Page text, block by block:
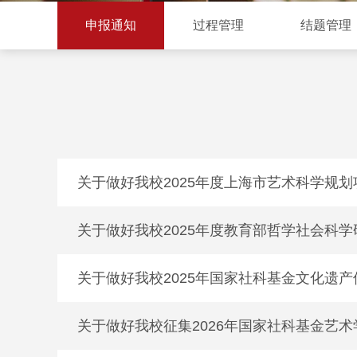
申报通知 过程管理 结题管理
关于做好我校2025年度上海市艺术科学规
关于做好我校2025年度教育部哲学社会科学
关于做好我校2025年国家社科基金文化遗
关于做好我校征集2026年国家社科基金艺